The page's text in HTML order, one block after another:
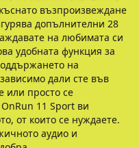
възпроизвеждане
допълнителни 28
на любимата си
удобната функция за
на
дали сте във
или просто се
11 Sport ви
от които се нуждаете.
аудио и